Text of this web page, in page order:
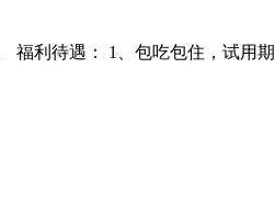
利待遇： 1、包吃包住，试用